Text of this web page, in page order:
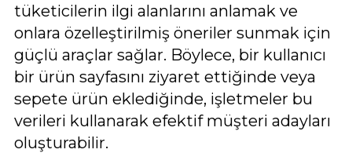
tüketicilerin ilgi alanlarını anlamak ve
onlara özelleştirilmiş öneriler sunmak için
güçlü araçlar sağlar. Böylece, bir kullanıcı
bir ürün sayfasını ziyaret ettiğinde veya
sepete ürün eklediğinde, işletmeler bu
verileri kullanarak efektif müşteri adayları
oluşturabilir.